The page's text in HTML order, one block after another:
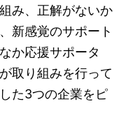
み、正解がないか
新感覚のサポート
か応援サポータ
取り組みを行って
た3つの企業をピ